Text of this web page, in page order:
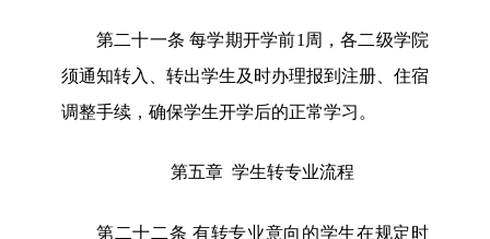
第二十一条 每学期开学前1周，各二级学院
须通知转入、转出学生及时办理报到注册、住宿
调整手续，确保学生开学后的正常学习。
第五章 学生转专业流程
第二十二条 有转专业意向的学生在规定时